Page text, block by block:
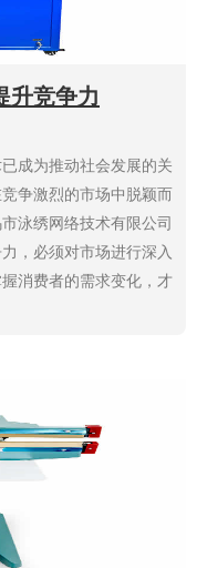
升竞争力
成为推动社会发展的关
争激烈的市场中脱颖而
泳绣网络技术有限公司
，必须对市场进行深入
消费者的需求变化，才